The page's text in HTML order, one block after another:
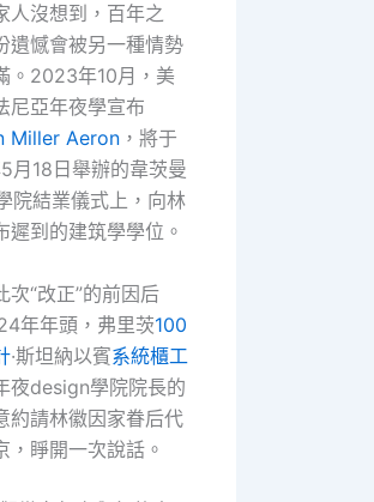
人沒想到，百年之
遺憾會被另一種情勢
。2023年10月，美
尼亞年夜學宣布
Miller Aeron ，將于
月18日舉辦的韋茨曼
院結業儀式上，向林
遲到的建筑學學位。
次“改正”的前因后
年年頭，弗里茨100
·斯坦納以賓系統櫃工
夜design學院院長的
約請林徽因家眷后代
，睜開一次說話。